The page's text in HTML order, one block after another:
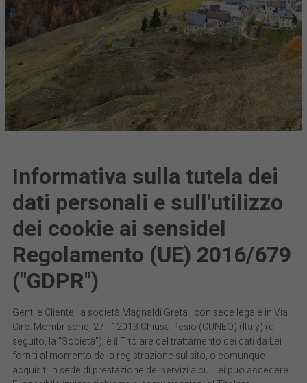
Informativa sulla tutela dei
dati personali e sull'utilizzo
dei cookie ai sensidel
Regolamento (UE) 2016/679
("GDPR")
Gentile Cliente, la società Magnaldi Greta , con sede legale in Via
Circ. Mombrisone, 27 - 12013 Chiusa Pesio (CUNEO) (Italy) (di
seguito, la "Società"), è il Titolare del trattamento dei dati da Lei
forniti al momento della registrazione sul sito, o comunque
acquisiti in sede di prestazione dei servizi a cui Lei può accedere.